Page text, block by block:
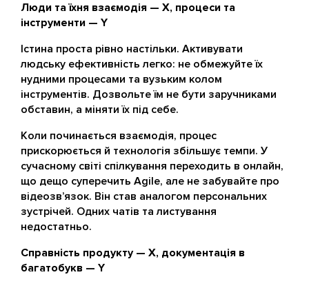
Люди та їхня взаємодія — X, процеси та
інструменти — Y
Істина проста рівно настільки. Активувати
людську ефективність легко: не обмежуйте їх
нудними процесами та вузьким колом
інструментів. Дозвольте їм не бути заручниками
обставин, а міняти їх під себе.
Коли починається взаємодія, процес
прискорюється й технологія збільшує темпи. У
сучасному світі спілкування переходить в онлайн,
що дещо суперечить Agile, але не забувайте про
відеозв’язок. Він став аналогом персональних
зустрічей. Одних чатів та листування
недостатньо.
Справність продукту — X, документація в
багатобукв — Y